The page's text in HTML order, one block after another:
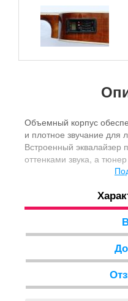
Объемный корпус
и плотное звучание для
Встроенный эквалайзер
оттенками звука, а
мгновенной и точной